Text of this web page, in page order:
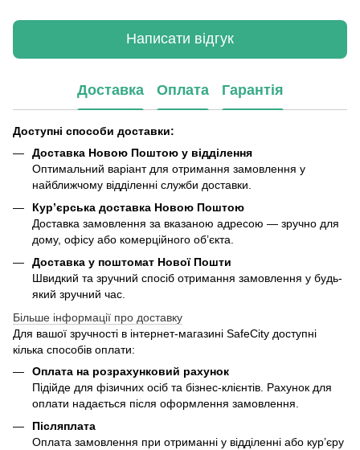
Написати відгук
Доставка Оплата Гарантія
Доступні способи доставки:
Доставка Новою Поштою у відділення
Оптимальний варіант для отримання замовлення у
найближчому відділенні служби доставки.
Кур’єрська доставка Новою Поштою
Доставка замовлення за вказаною адресою — зручно для
дому, офісу або комерційного об’єкта.
Доставка у поштомат Нової Пошти
Швидкий та зручний спосіб отримання замовлення у будь-
який зручний час.
Більше інформації про доставку
Для вашої зручності в інтернет-магазині SafeCity доступні
кілька способів оплати:
Оплата на розрахунковий рахунок
Підійде для фізичних осіб та бізнес-клієнтів. Рахунок для
оплати надається після оформлення замовлення.
Післяплата
Оплата замовлення при отриманні у відділенні або кур’єру